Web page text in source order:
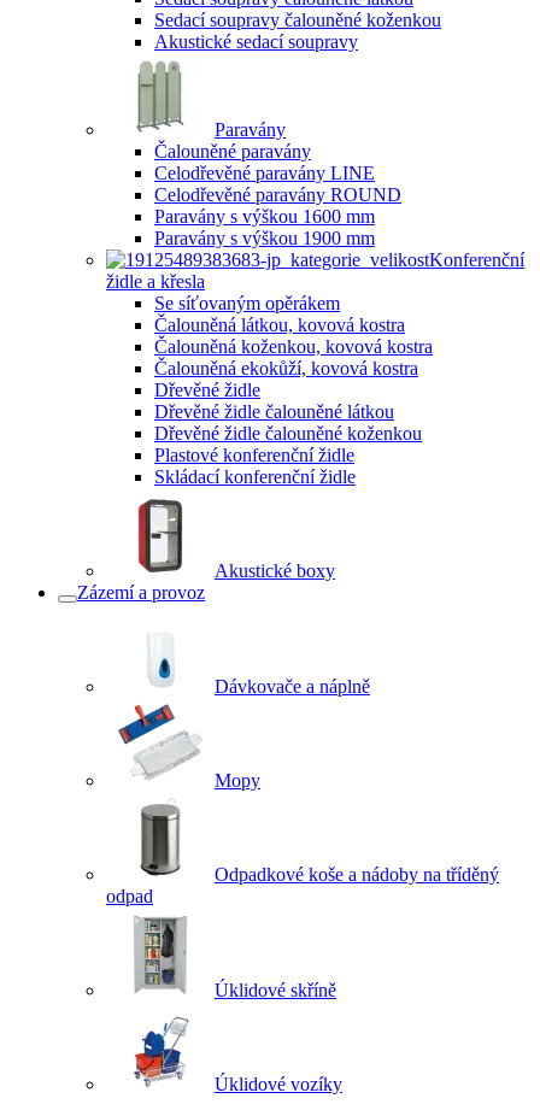
Sedací soupravy čalouněné koženkou
Akustické sedací soupravy
Paravány
Čalouněné paravány
Celodřevěné paravány LINE
Celodřevěné paravány ROUND
Paravány s výškou 1600 mm
Paravány s výškou 1900 mm
Konferenční
židle a křesla
Se síťovaným opěrákem
Čalouněná látkou, kovová kostra
Čalouněná koženkou, kovová kostra
Čalouněná ekokůží, kovová kostra
Dřevěné židle
Dřevěné židle čalouněné látkou
Dřevěné židle čalouněné koženkou
Plastové konferenční židle
Skládací konferenční židle
Akustické boxy
Zázemí a provoz
Dávkovače a náplně
Mopy
Odpadkové koše a nádoby na tříděný
odpad
Úklidové skříně
Úklidové vozíky